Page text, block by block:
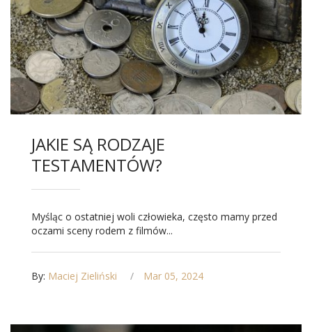
JAKIE SĄ RODZAJE
TESTAMENTÓW?
Myśląc o ostatniej woli człowieka, często mamy przed
oczami sceny rodem z filmów...
By: Maciej Zieliński Mar 05, 2024